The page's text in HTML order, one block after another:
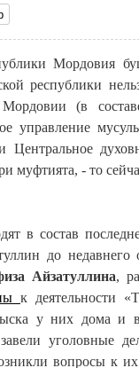
Мордовия
республики
(в
управление
Центральное
муфтията, - то
в состав
до
Айзатуллина,
к деятельности
у них дома и
уголовные
вопросы к